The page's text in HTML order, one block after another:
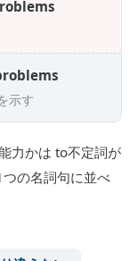
示す
力かは to不定詞が
の名詞句に並べ